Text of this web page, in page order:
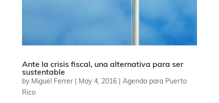
Ante la crisis fiscal, una alternativa para ser
sustentable
by Miguel Ferrer| May 4, 2016| Agenda para Puerto
Rico